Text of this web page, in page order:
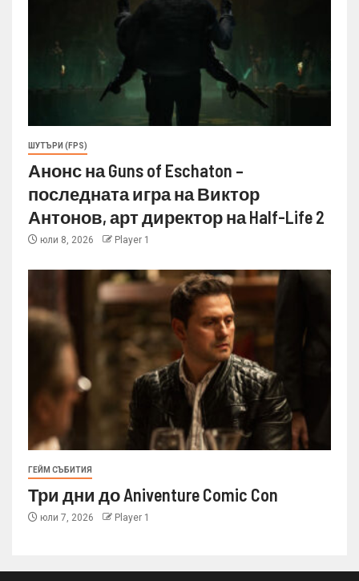
ШУТЪРИ (FPS)
Анонс на Guns of Eschaton –
последната игра на Виктор
Антонов, арт директор на Half-Life 2
юли 8, 2026 Player 1
ГЕЙМ СЪБИТИЯ
Три дни до Aniventure Comic Con
юли 7, 2026 Player 1